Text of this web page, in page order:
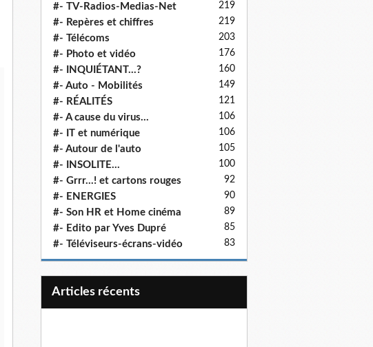
#- TV-Radios-Medias-Net 219
#- Repères et chiffres 219
#- Télécoms 203
#- Photo et vidéo 176
#- INQUIÉTANT...? 160
#- Auto - Mobilités 149
#- RÉALITÉS 121
#- A cause du virus... 106
#- IT et numérique 106
#- Autour de l'auto 105
#- INSOLITE... 100
#- Grrr...! et cartons rouges 92
#- ENERGIES 90
#- Son HR et Home cinéma 89
#- Edito par Yves Dupré 85
#- Téléviseurs-écrans-vidéo 83
articles récents